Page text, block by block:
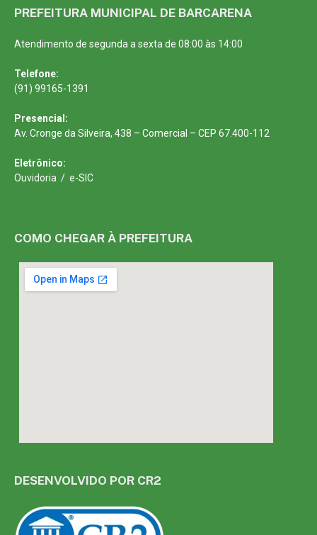
PREFEITURA MUNICIPAL DE BARCARENA
Atendimento de segunda a sexta de 08:00 às 14:00
Telefone:
(91) 99165-1391
Presencial:
Av. Cronge da Silveira, 438 – Comercial – CEP 67.400-112
Eletrônico:
Ouvidoria / e-SIC
COMO CHEGAR À PREFEITURA
DESENVOLVIDO POR CR2